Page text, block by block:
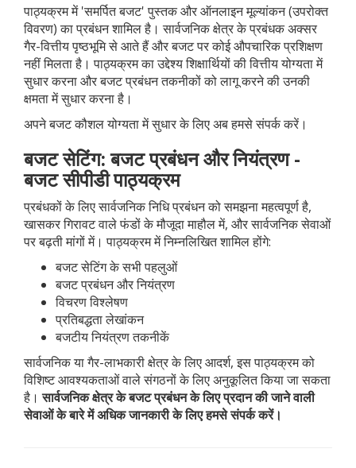
पाठ्यक्रम में 'समर्पित बजट' पुस्तक और ऑनलाइन मूल्यांकन (उपरोक्त
विवरण) का प्रबंधन शामिल है। सार्वजनिक क्षेत्र के प्रबंधक अक्सर
गैर-वित्तीय पृष्ठभूमि से आते हैं और बजट पर कोई औपचारिक प्रशिक्षण
नहीं मिलता है। पाठ्यक्रम का उद्देश्य शिक्षार्थियों की वित्तीय योग्यता में
सुधार करना और बजट प्रबंधन तकनीकों को लागू करने की उनकी
क्षमता में सुधार करना है।
अपने बजट कौशल योग्यता में सुधार के लिए अब हमसे संपर्क करें।
बजट सेटिंग: बजट प्रबंधन और नियंत्रण -
बजट सीपीडी पाठ्यक्रम
प्रबंधकों के लिए सार्वजनिक निधि प्रबंधन को समझना महत्वपूर्ण है,
खासकर गिरावट वाले फंडों के मौजूदा माहौल में, और सार्वजनिक सेवाओं
पर बढ़ती मांगों में। पाठ्यक्रम में निम्नलिखित शामिल होंगे:
बजट सेटिंग के सभी पहलुओं
बजट प्रबंधन और नियंत्रण
विचरण विश्लेषण
प्रतिबद्धता लेखांकन
बजटीय नियंत्रण तकनीकें
सार्वजनिक या गैर-लाभकारी क्षेत्र के लिए आदर्श, इस पाठ्यक्रम को
विशिष्ट आवश्यकताओं वाले संगठनों के लिए अनुकूलित किया जा सकता
है।सार्वजनिक क्षेत्र के बजट प्रबंधन के लिए प्रदान की जाने वाली
सेवाओं के बारे में अधिक जानकारी के लिए हमसे संपर्क करें।